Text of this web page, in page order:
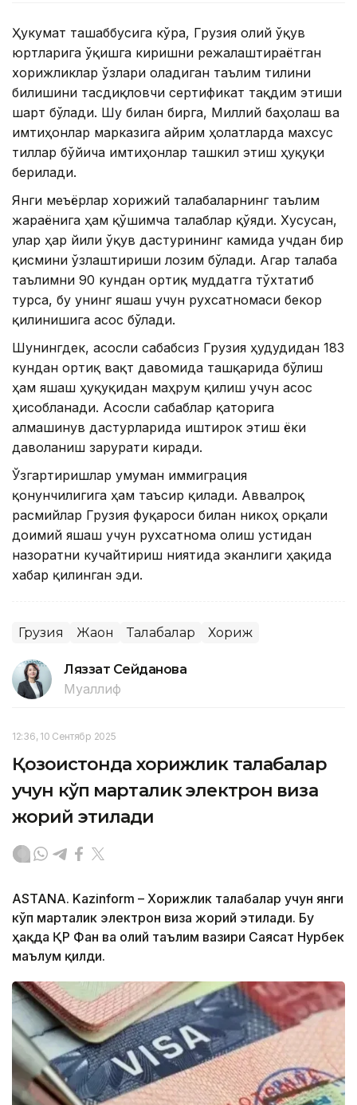
Ҳукумат ташаббусига кўра, Грузия олий ўқув
юртларига ўқишга киришни режалаштираётган
хорижликлар ўзлари оладиган таълим тилини
билишини тасдиқловчи сертификат тақдим этиши
шарт бўлади. Шу билан бирга, Миллий баҳолаш ва
имтиҳонлар марказига айрим ҳолатларда махсус
тиллар бўйича имтиҳонлар ташкил этиш ҳуқуқи
берилади.
Янги меъёрлар хорижий талабаларнинг таълим
жараёнига ҳам қўшимча талаблар қўяди. Хусусан,
улар ҳар йили ўқув дастурининг камида учдан бир
қисмини ўзлаштириши лозим бўлади. Агар талаба
таълимни 90 кундан ортиқ муддатга тўхтатиб
турса, бу унинг яшаш учун рухсатномаси бекор
қилинишига асос бўлади.
Шунингдек, асосли сабабсиз Грузия ҳудудидан 183
кундан ортиқ вақт давомида ташқарида бўлиш
ҳам яшаш ҳуқуқидан маҳрум қилиш учун асос
ҳисобланади. Асосли сабаблар қаторига
алмашинув дастурларида иштирок этиш ёки
даволаниш зарурати киради.
Ўзгартиришлар умуман иммиграция
қонунчилигига ҳам таъсир қилади. Аввалроқ
расмийлар Грузия фуқароси билан никоҳ орқали
доимий яшаш учун рухсатнома олиш устидан
назоратни кучайтириш ниятида эканлиги ҳақида
хабар қилинган эди.
Грузия Жаҳон Талабалар Хориж
Ляззат Сейданова
Муаллиф
12:36, 10 Сентябр 2025
Қозоғистонда хорижлик талабалар
учун кўп марталик электрон виза
жорий этилади
ASTANA. Kazinform – Хорижлик талабалар учун янги
кўп марталик электрон виза жорий этилади. Бу
ҳақда ҚР Фан ва олий таълим вазири Саясат Нурбек
маълум қилди.